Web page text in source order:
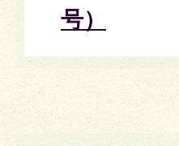
号）